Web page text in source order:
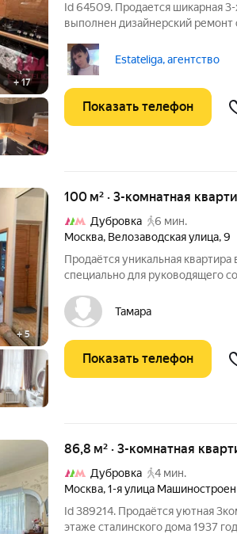
+17
Id 64509. Продается шикарная
выполнен дизайнерский ремонт
комнаты, кухня и раздельный
останутся
Estateliga, агентство
Показать телефон
+5
100 м² · 3-комнатная
Дубровка
6 мин.
Москва, Велозаводская улица,9
Продаётся уникальная
специально для руководящего
Квартира светлая и очень
стороны: на
Тамара
Показать телефон
86,8 м² · 3-комнатная
Дубровка
4 мин.
Москва,1-я улица
Id 389214. Продаётся уютная
этаже сталинского дома 1937